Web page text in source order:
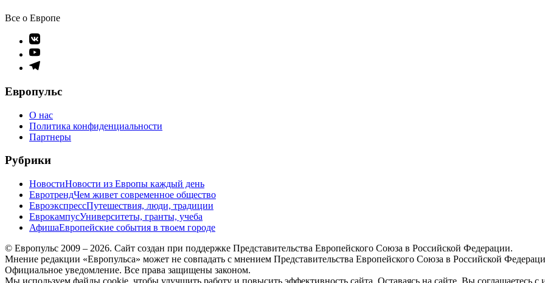
Все о Европе
Элемент
меню
Элемент
меню
Элемент
Европульс
О нас
Политика конфиденциальности
Партнеры
Рубрики
НовостиНовости из Европы каждый день
ЕвротрендЧем живет современное общество
ЕвроэкспрессПутешествия, люди, традиции
ЕврокампусУниверситеты, гранты, учеба
АфишаЕвропейские события в твоем городе
© Европульс 2009 – 2026. Сайт создан при поддержке Представительства Европейского Союза в Российской Федерации.
Мнение редакции «Европульса» может не совпадать с мнением Представительства Европейского Союза в Российской
Официальное уведомление. Все права защищены законом.
Мы используем файлы cookie, чтобы улучшить работу и повысить эффективность сайта. Оставаясь на сайте, Вы соглашаетесь с